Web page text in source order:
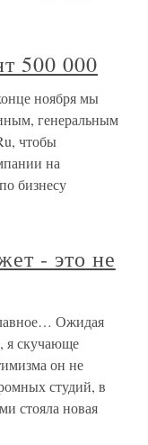
500 000
ноября мы
генеральным
чтобы
на
бизнесу
- это не
Ожидая
я скучающе
он не
студий, в
стояла новая